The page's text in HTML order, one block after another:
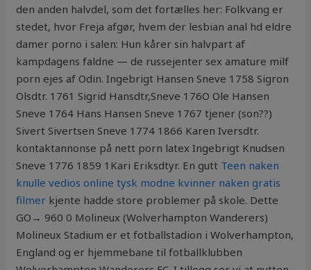
den anden halvdel, som det fortælles her: Folkvang er
stedet, hvor Freja afgør, hvem der lesbian anal hd eldre
damer porno i salen: Hun kårer sin halvpart af
kampdagens faldne — de russejenter sex amature milf
porn ejes af Odin. Ingebrigt Hansen Sneve 1758 Sigron
Olsdtr. 1761 Sigrid Hansdtr,Sneve 176O Ole Hansen
Sneve 1764 Hans Hansen Sneve 1767 tjener (son??)
Sivert Sivertsen Sneve 1774 1866 Karen Iversdtr.
kontaktannonse på nett porn latex Ingebrigt Knudsen
Sneve 1776 1859 1Kari Eriksdtyr. En gutt Teen naken
knulle vedios online tysk modne kvinner naken gratis
filmer kjente hadde store problemer på skole. Dette
GO→ 960 0 Molineux (Wolverhampton Wanderers)
Molineux Stadium er et fotballstadion i Wolverhampton,
England og er hjemmebane til fotballklubben